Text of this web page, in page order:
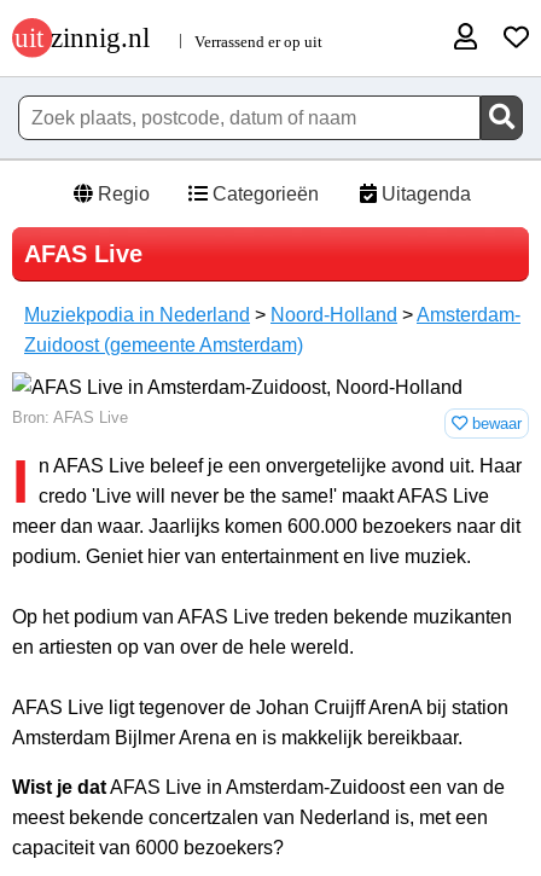
Regio Categorieën Uitagenda
AFAS Live
Muziekpodia in Nederland > Noord-Holland >Amsterdam-
Zuidoost (gemeente Amsterdam)
bewaar
Bron: AFAS Live
I
n AFAS Live beleef je een onvergetelijke avond uit. Haar
credo 'Live will never be the same!' maakt AFAS Live
meer dan waar. Jaarlijks komen 600.000 bezoekers naar dit
podium. Geniet hier van entertainment en live muziek.
Op het podium van AFAS Live treden bekende muzikanten
en artiesten op van over de hele wereld.
AFAS Live ligt tegenover de Johan Cruijff ArenA bij station
Amsterdam Bijlmer Arena en is makkelijk bereikbaar.
Wist je datAFAS Live in Amsterdam-Zuidoost een van de
meest bekende concertzalen van Nederland is, met een
capaciteit van 6000 bezoekers?